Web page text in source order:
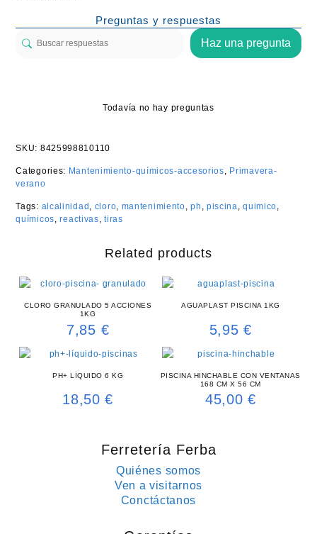
Preguntas y respuestas
Haz una pregunta
Todavía no hay preguntas
SKU: 8425998810110
Categories: Mantenimiento-químicos-accesorios, Primavera-
verano
Tags: alcalinidad , cloro, mantenimiento,ph , piscina,quimico,
químicos,reactivas,tiras
Related products
CLORO GRANULADO 5 ACCIONES
1KG
7,85 €
AGUAPLAST PISCINA 1KG
5,95€
PH+ LÍQUIDO 6 KG
18,50€
PISCINA HINCHABLE CON VENTANAS
168 CM X 56 CM
45,00€
Ferretería Ferba
Quiénes somos
Ven a visitarnos
Conctáctanos